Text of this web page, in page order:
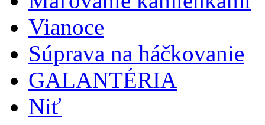
Vianoce
Súprava na háčkovanie
GALANTÉRIA
Niť